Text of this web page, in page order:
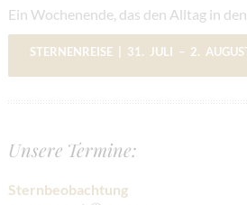
Ein Wochenende, das den Alltag in
STERNENREISE | 31. JULI – 2.
Unsere Termine:
Sternbeobachtung